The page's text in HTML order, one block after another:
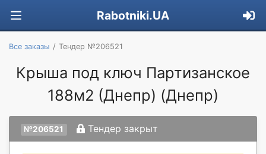
Rabotniki.UA
Все заказы Тендер №206521
Крыша под ключ Партизанское
188м2 (Днепр) (Днепр)
№206521 Тендер закрыт